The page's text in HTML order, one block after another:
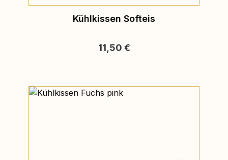
Kühlkissen Softeis
Regulärer Preis:
11,50 €